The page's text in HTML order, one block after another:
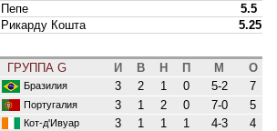
Пепе
5.5
Рикарду Кошта
5.25
ГРУППА G И В Н П М О
Бразилия 3 2 1 0 5-2 7
Португалия 3 1 2 0 7-0 5
Кот-д'Ивуар 3 1 1 1 4-3 4